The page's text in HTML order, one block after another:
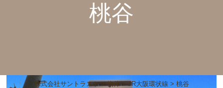
桃谷
株式会社サントラスト>物件>JR大阪環状線 > 桃谷